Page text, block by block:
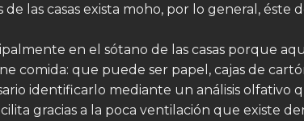
las casas exista moho, por lo general, éste
en el sótano de las casas porque
comida: que puede ser papel, cajas de
identificarlo mediante un análisis olfativo
gracias a la poca ventilación que existe